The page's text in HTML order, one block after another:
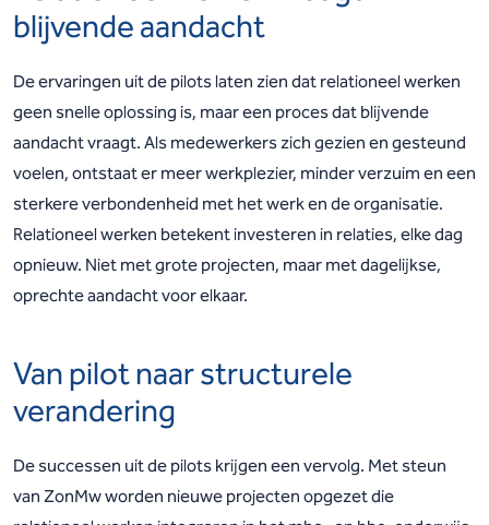
blijvende aandacht
De ervaringen uit de pilots laten zien dat relationeel werken
geen snelle oplossing is, maar een proces dat blijvende
aandacht vraagt. Als medewerkers zich gezien en gesteund
voelen, ontstaat er meer werkplezier, minder verzuim en een
sterkere verbondenheid met het werk en de organisatie.
Relationeel werken betekent investeren in relaties, elke dag
opnieuw. Niet met grote projecten, maar met dagelijkse,
oprechte aandacht voor elkaar.
Van pilot naar structurele
verandering
De successen uit de pilots krijgen een vervolg. Met steun
van ZonMw worden nieuwe projecten opgezet die